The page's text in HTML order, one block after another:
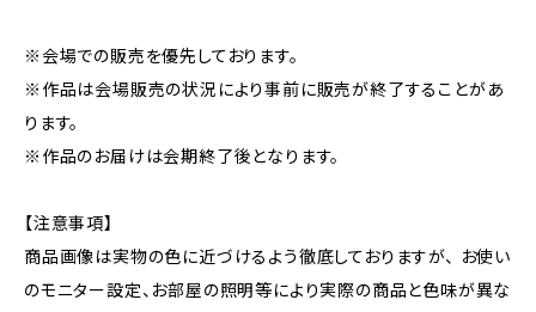
※会場での販売を優先しております。
※作品は会場販売の状況により事前に販売が終了することがあ
ります。
※作品のお届けは会期終了後となります。
【注意事項】
商品画像は実物の色に近づけるよう徹底しておりますが、 お使い
のモニター設定、お部屋の照明等により実際の商品と色味が異な